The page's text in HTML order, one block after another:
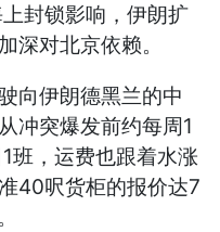
封锁影响，伊朗扩
深对北京依赖。
向伊朗德黑兰的中
冲突爆发前约每周1
班，运费也跟着水涨
40呎货柜的报价达7